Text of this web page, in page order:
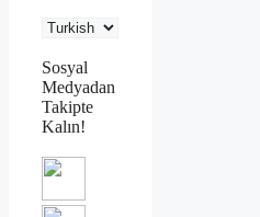
Sosyal
Medyadan
Takipte
Kalın!